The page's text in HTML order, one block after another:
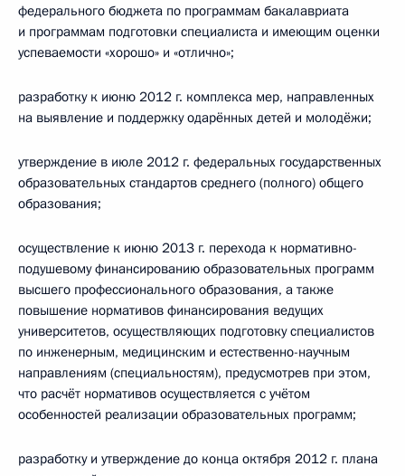
федерального бюджета по программам бакалавриата
и программам подготовки специалиста и имеющим оценки
успеваемости «хорошо» и «отлично»;
разработку к июню 2012 г. комплекса мер, направленных
на выявление и поддержку одарённых детей и молодёжи;
утверждение в июле 2012 г. федеральных государственных
образовательных стандартов среднего (полного) общего
образования;
осуществление к июню 2013 г. перехода к нормативно-
подушевому финансированию образовательных программ
высшего профессионального образования, а также
повышение нормативов финансирования ведущих
университетов, осуществляющих подготовку специалистов
по инженерным, медицинским и естественно-научным
направлениям (специальностям), предусмотрев при этом,
что расчёт нормативов осуществляется с учётом
особенностей реализации образовательных программ;
разработку и утверждение до конца октября 2012 г. плана